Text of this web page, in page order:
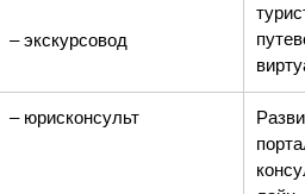
– экскурсовод
– юрисконсульт